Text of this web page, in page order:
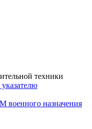
техники
военного назначения